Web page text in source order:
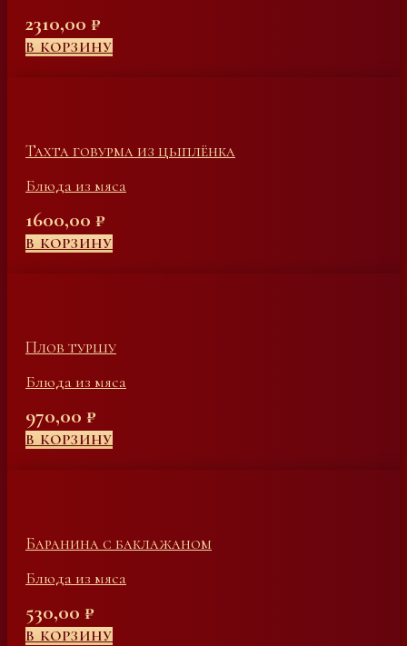
2310,00 ₽
В КОРЗИНУ
Тахта говурма из цыплёнка
Блюда из мяса
1600,00 ₽
В КОРЗИНУ
Плов туршу
Блюда из мяса
970,00 ₽
В КОРЗИНУ
Баранина с баклажаном
Блюда из мяса
530,00 ₽
В КОРЗИНУ